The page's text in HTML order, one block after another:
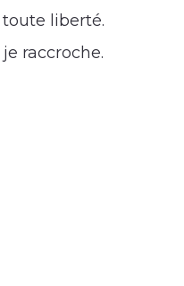
liberté.
raccroche.